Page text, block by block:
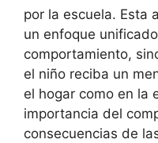
por la escuela. Esta
un enfoque
comportamiento,
el niño reciba un
el hogar como en la
importancia del
consecuencias de